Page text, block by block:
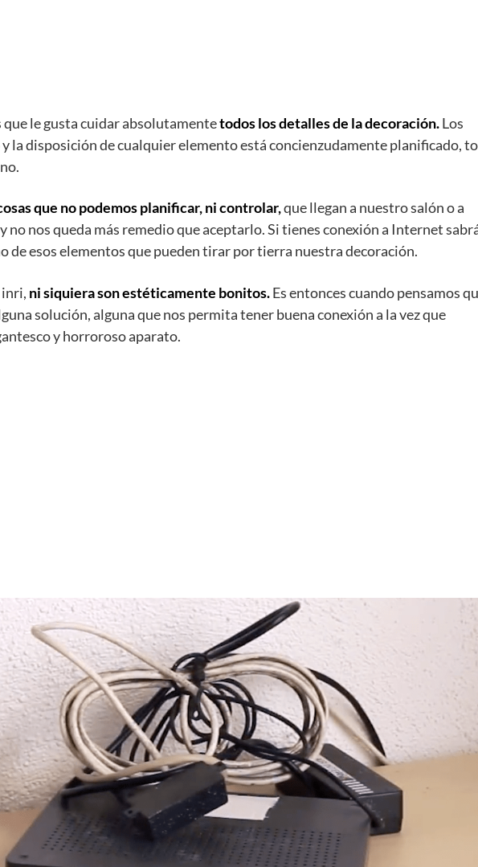
que le gusta cuidar absolutamentetodos los detalles de la decoración.Los
la disposición de cualquier elemento está concienzudamente planificado,
que no podemos planificar, ni controlar,que llegan a nuestro salón o a
no nos queda más remedio que aceptarlo. Si tienes conexión a Internet
de esos elementos que pueden tirar por tierra nuestra decoración.
inri, ni siquiera son estéticamente bonitos.Es entonces cuando pensamos
solución, alguna que nos permita tener buena conexión a la vez que
y horroroso aparato.